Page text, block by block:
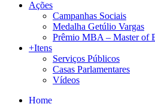
Ações
Campanhas Sociais
Medalha Getúlio Vargas
Prêmio MBA – Master of
+Itens
Serviços Públicos
Casas Parlamentares
Vídeos
Home